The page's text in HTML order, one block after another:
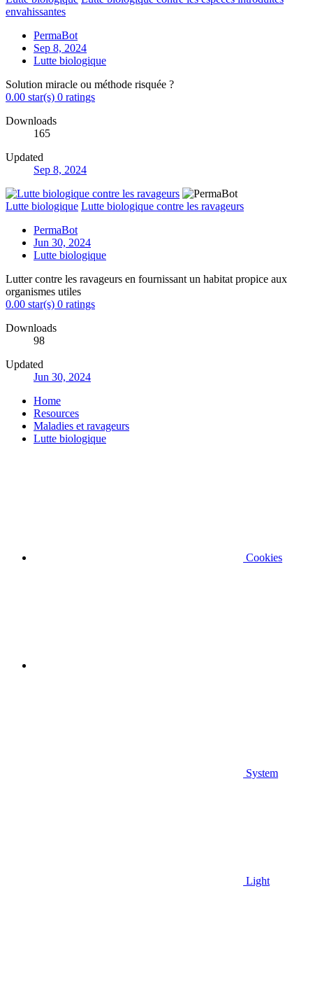
envahissantes
PermaBot
Sep 8, 2024
Lutte biologique
Solution miracle ou méthode risquée ?
0.00 star(s) 0 ratings
Downloads
165
Updated
Sep 8, 2024
Lutte biologique Lutte biologique contre les ravageurs
PermaBot
Jun 30, 2024
Lutte biologique
Lutter contre les ravageurs en fournissant un habitat propice aux
organismes utiles
0.00 star(s) 0 ratings
Downloads
98
Updated
Jun 30, 2024
Home
Resources
Maladies et ravageurs
Lutte biologique
Cookies
System
Light